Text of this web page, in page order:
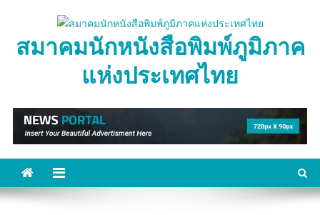
contentสมาคมนักหนังสือพิมพ์ภูมิภาค
แห่งประเทศไทย